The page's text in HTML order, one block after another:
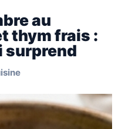
au
thym frais :
surprend